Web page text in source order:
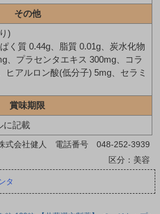
その他
)
く質 0.44g、脂質 0.01g、炭水化物
、プラセンタエキス 300mg、コラ
ヒアルロン酸(低分子) 5mg、セラミ
賞味期限
に記載
式会社健人 電話番号 048-252-3939
区分：美容
タ